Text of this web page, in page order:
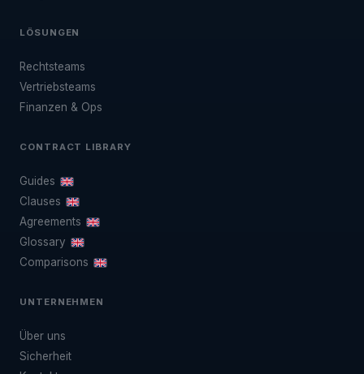
LÖSUNGEN
Rechtsteams
Vertriebsteams
Finanzen & Ops
CONTRACT LIBRARY
Guides
Clauses
Agreements
Glossary
Comparisons
UNTERNEHMEN
Über uns
Sicherheit